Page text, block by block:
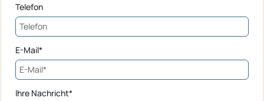
Telefon
E-Mail*
Ihre Nachricht*